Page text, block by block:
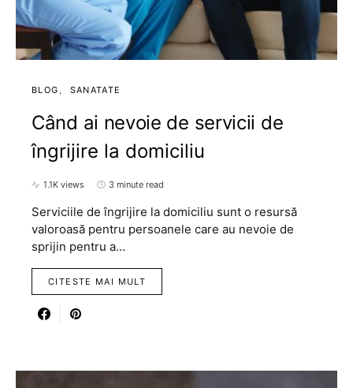
BLOG SANATATE
Când ai nevoie de servicii de
îngrijire la domiciliu
1.1K views 3 minute read
Serviciile de îngrijire la domiciliu sunt o resursă
valoroasă pentru persoanele care au nevoie de
sprijin pentru a…
CITESTE MAI MULT